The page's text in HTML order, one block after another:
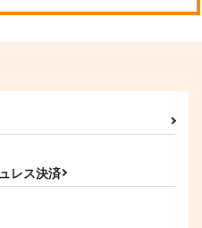
呼ぶには
レス決済